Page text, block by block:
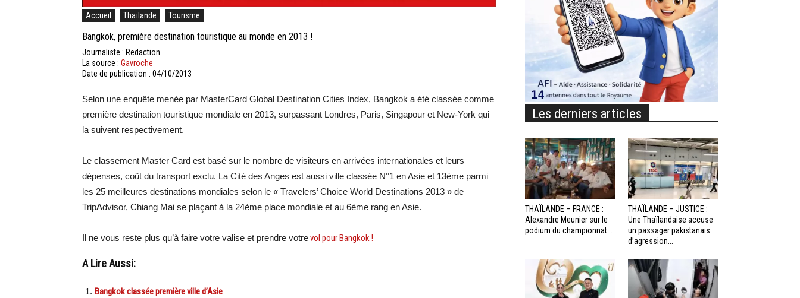
Accueil Thaïlande Tourisme
Bangkok, première destination touristique au monde en 2013 !
Journaliste : Redaction
La source : Gavroche
Date de publication : 04/10/2013
Selon une enquête menée par MasterCard Global Destination Cities Index, Bangkok a été classée comme
première destination touristique mondiale en 2013, surpassant Londres, Paris, Singapour et New-York qui
la suivent respectivement.
Le classement Master Card est basé sur le nombre de visiteurs en arrivées internationales et leurs
dépenses, coût du transport exclu. La Cité des Anges est aussi ville classée N°1 en Asie et 13ème parmi
les 25 meilleures destinations mondiales selon le « Travelers’ Choice World Destinations 2013 » de
TripAdvisor, Chiang Mai se plaçant à la 24ème place mondiale et au 6ème rang en Asie.
Il ne vous reste plus qu’à faire votre valise et prendre votrevol pour Bangkok !
A Lire Aussi:
Bangkok classée première ville d’Asie
Les derniers articles
THAÏLANDE – FRANCE :
Alexandre Meunier sur le
podium du championnat...
THAÏLANDE – JUSTICE :
Une Thaïlandaise accuse
un passager pakistanais
d’agression...